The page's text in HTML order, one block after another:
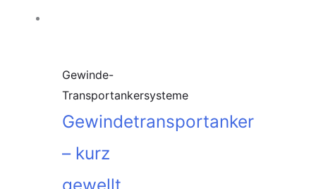
Gewinde-
Transportankersysteme
Gewindetransportanker
– kurz
gewellt